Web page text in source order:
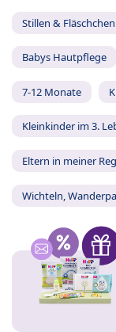
Stillen & Fläschchen
Babys Hautpflege
7-12 Monate
Kleinkinder im 3.
Eltern in meiner
Wichteln,